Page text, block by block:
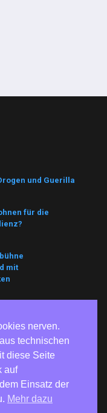
und Guerilla
für die
mit
nerven.
technischen
diese Seite
auf
Einsatz der
Mehr dazu